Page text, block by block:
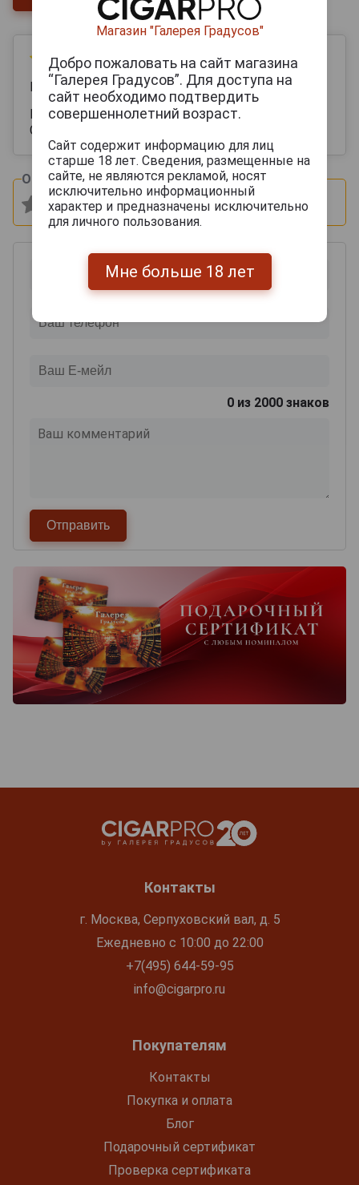
26 апреля 2025
Камил
Беру не в первый раз ! Отличный вкус и аромат
Советую всем
Оцените и напишите отзыв:
0 из 2000 знаков
Контакты
г. Москва, Серпуховский вал, д. 5
Ежедневно с 10:00 до 22:00
+7(495) 644-59-95
info@cigarpro.ru
Покупателям
Контакты
Покупка и оплата
Блог
Подарочный сертификат
Проверка сертификата
Магазин "Галерея Градусов"
Добро пожаловать на сайт магазина
“Галерея Градусов”. Для доступа на
сайт необходимо подтвердить
совершеннолетний возраст.
Сайт содержит информацию для лиц
старше 18 лет. Сведения, размещенные на
сайте, не являются рекламой, носят
исключительно информационный
характер и предназначены исключительно
для личного пользования.
Мне больше 18 лет